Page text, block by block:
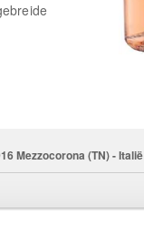
Mezzocorona (TN) - Italië